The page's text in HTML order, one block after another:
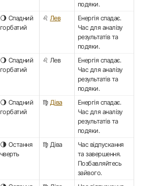
подяки.
🌖 Спадний
горбатий
♌ Лев
Енергія спадає.
Час для аналізу
результатів та
подяки.
🌖 Спадний
горбатий
♌ Лев
Енергія спадає.
Час для аналізу
результатів та
подяки.
🌖 Спадний
горбатий
♍ Діва
Енергія спадає.
Час для аналізу
результатів та
подяки.
🌗 Остання
чверть
♍ Діва
Час відпускання
та завершення.
Позбавляйтесь
зайвого.